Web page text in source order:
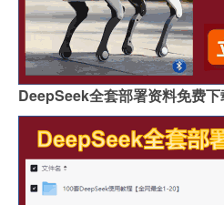
DeepSeek全套部署资料免费下